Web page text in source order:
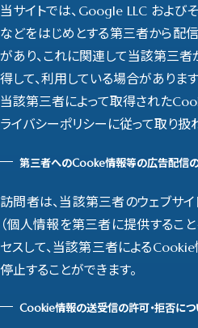
当サイトでは、Google LLC および
などをはじめとする第三者から配
があり、これに関連して当該第三
得して、利用している場合があります
当該第三者によって取得された
ライバシーポリシーに従って取り扱
第三者へのCooke情報等の広告配信
訪問者は、当該第三者のウェブサ
（個人情報を第三者に提供するこ
セスして、当該第三者による
停止することができます。
Cookie情報の送受信の許可・拒否につ